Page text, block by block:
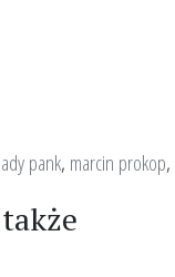
lady pank, marcin prokop,